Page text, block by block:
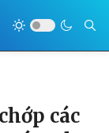
các